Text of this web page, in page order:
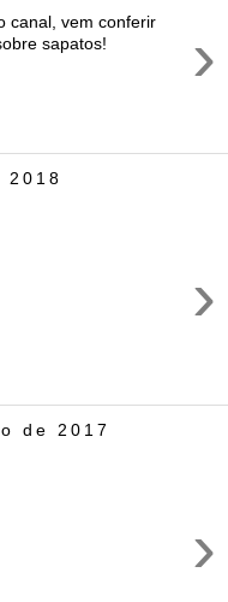
›
canal, vem conferir
sapatos!
›
de 2017
›